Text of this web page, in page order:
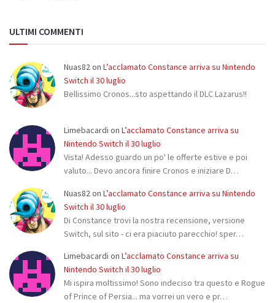
ULTIMI COMMENTI
Nuas82on L’acclamato Constance arriva su Nintendo
Switch il 30 luglio
Bellissimo Cronos...sto aspettando il DLC Lazarus!!
Limebacardi on L’acclamato Constance arriva su
Nintendo Switch il 30 luglio
Vista! Adesso guardo un po' le offerte estive e poi
valuto... Devo ancora finire Cronos e iniziare D…
Nuas82 on L’acclamato Constance arriva su Nintendo
Switch il 30 luglio
Di Constance trovi la nostra recensione, versione
Switch, sul sito - ci era piaciuto parecchio! sper…
Limebacardi on L’acclamato Constance arriva su
Nintendo Switch il 30 luglio
Mi ispira moltissimo! Sono indeciso tra questo e Rogue
of Prince of Persia... ma vorrei un vero e pr…